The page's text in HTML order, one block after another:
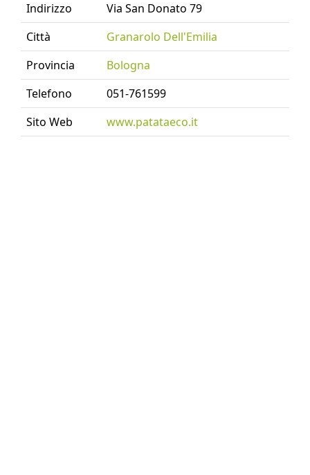
Indirizzo
Via San Donato 79
Città
Granarolo Dell'Emilia
Provincia
Bologna
Telefono
051-761599
Sito Web
www.patataeco.it